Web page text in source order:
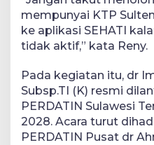
mempunyai KTP
ke aplikasi SEHATI
tidak aktif,” kata Reny.
Pada kegiatan itu, dr
Subsp.TI (K) resmi
PERDATIN Sulawesi
2028. Acara turut
PERDATIN Pusat dr